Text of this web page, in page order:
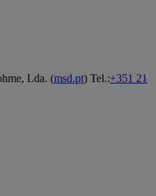
Lda. (msd.pt) Tel.:+351 21